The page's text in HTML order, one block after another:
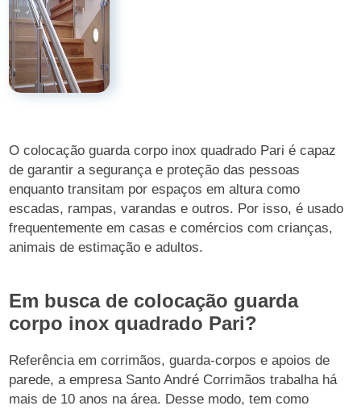
O colocação guarda corpo inox quadrado Pari é capaz
de garantir a segurança e proteção das pessoas
enquanto transitam por espaços em altura como
escadas, rampas, varandas e outros. Por isso, é usado
frequentemente em casas e comércios com crianças,
animais de estimação e adultos.
Em busca de colocação guarda
corpo inox quadrado Pari?
Referência em corrimãos, guarda-corpos e apoios de
parede, a empresa Santo André Corrimãos trabalha há
mais de 10 anos na área. Desse modo, tem como